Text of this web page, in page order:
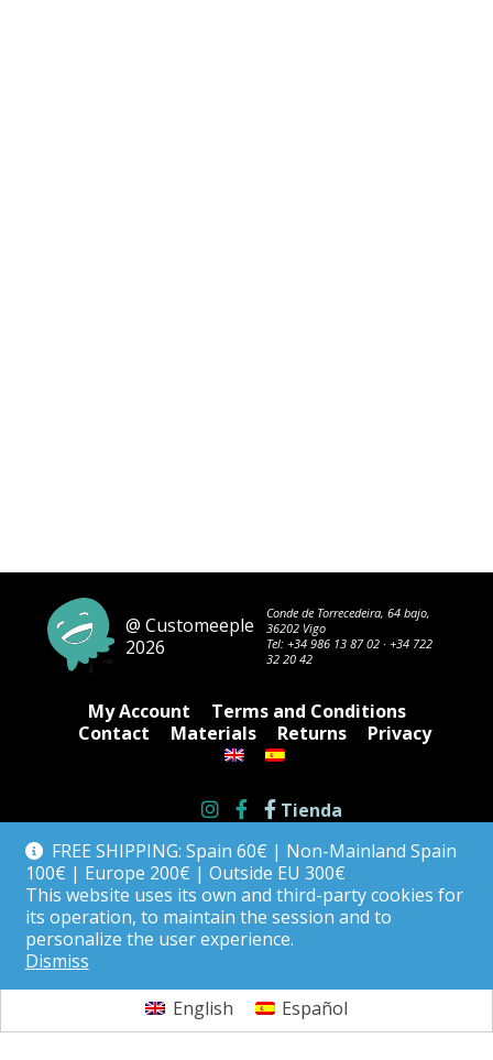
FREE SHIPPING: Spain 60€ | Non-Mainland Spain
100€ | Europe 200€ | Outside EU 300€
This website uses its own and third-party cookies for
its operation, to maintain the session and to
personalize the user experience.
Dismiss
@ Customeeple
2026
Conde de Torrecedeira, 64 bajo,
36202 Vigo
Tel: +34 986 13 87 02· +34 722
32 20 42
My Account
Terms and Conditions
Contact
Materials Returns Privacy
Tienda
English Español